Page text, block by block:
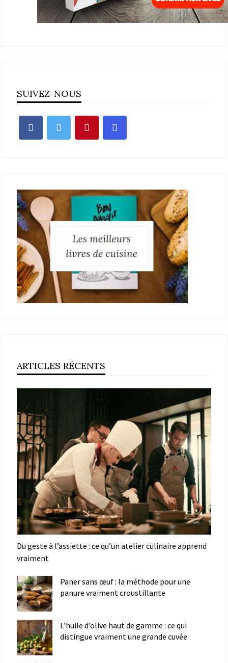
SUIVEZ-NOUS
ARTICLES RÉCENTS
Du geste à l’assiette : ce qu’un atelier culinaire apprend
vraiment
Paner sans œuf : la méthode pour une
panure vraiment croustillante
L’huile d’olive haut de gamme : ce qui
distingue vraiment une grande cuvée